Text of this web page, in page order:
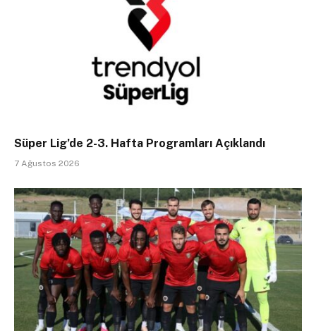
Süper Lig’de 2-3. Hafta Programları Açıklandı
7 Ağustos 2026